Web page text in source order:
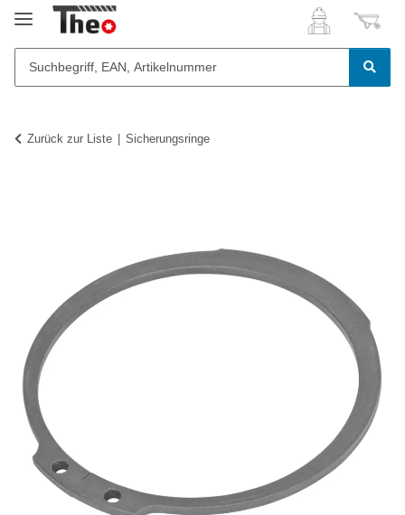
Zurück zur Liste Sicherungsringe